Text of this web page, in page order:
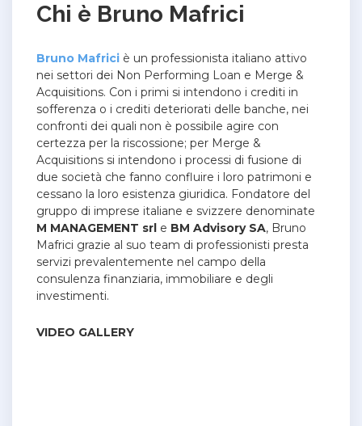
Chi è Bruno Mafrici
Bruno Mafrici è un professionista italiano attivo
nei settori dei Non Performing Loan e Merge &
Acquisitions. Con i primi si intendono i crediti in
sofferenza o i crediti deteriorati delle banche, nei
confronti dei quali non è possibile agire con
certezza per la riscossione; per Merge &
Acquisitions si intendono i processi di fusione di
due società che fanno confluire i loro patrimoni e
cessano la loro esistenza giuridica. Fondatore del
gruppo di imprese italiane e svizzere denominate
M MANAGEMENT srl e BM Advisory SA, Bruno
Mafrici grazie al suo team di professionisti presta
servizi prevalentemente nel campo della
consulenza finanziaria, immobiliare e degli
investimenti.
VIDEO GALLERY